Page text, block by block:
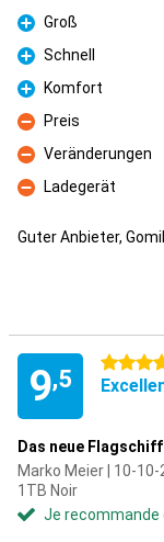
Pour
Groß
Pour
Schnell
Pour
Komfort
Contre
Preis
Contre
Veränderungen
Contre
Ladegerät
Guter Anbieter,
9,5
5 étoiles
Das neue Flagschiff
Marko Meier | 10-
1TB Noir
Je recommande